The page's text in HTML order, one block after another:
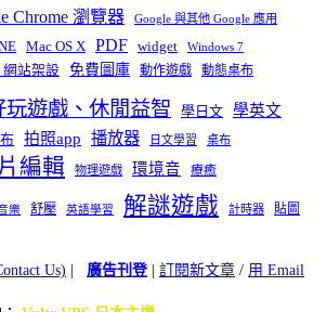
Chrome 瀏覽器 Google 與其他 Google 應用
Mac OS X PDF widget Windows 7
網站架設 免費圖庫 動作遊戲 動態桌布
玩遊戲、休閒益智 學日文 學英文
拍照app 播放器 日文學習 桌布
編輯 物理遊戲 環境音 療癒
樂 舒壓 英語學習 解謎遊戲 計時器
貼圖
Us) | 廣告刊登| 訂閱新文章 / 用 Email